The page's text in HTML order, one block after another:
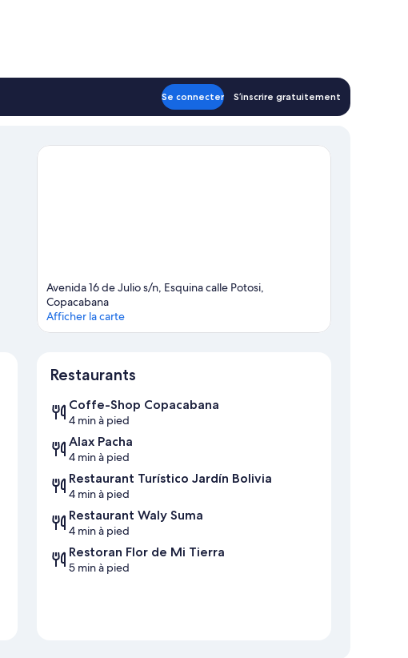
Se connecter S’inscrire gratuitement
Avenida 16 de Julio s/n, Esquina calle Potosi,
Copacabana
Afficher la carte
Restaurants
Coffe-Shop Copacabana
4 min à pied
Alax Pacha
4 min à pied
Restaurant Turístico Jardín Bolivia
4 min à pied
Restaurant Waly Suma
4 min à pied
Restoran Flor de Mi Tierra
5 min à pied